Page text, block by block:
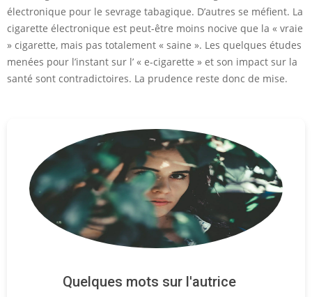
électronique pour le sevrage tabagique. D’autres se méfient. La
cigarette électronique est peut-être moins nocive que la « vraie
» cigarette, mais pas totalement « saine ». Les quelques études
menées pour l’instant sur l’ « e-cigarette » et son impact sur la
santé sont contradictoires. La prudence reste donc de mise.
Quelques mots sur l'autrice